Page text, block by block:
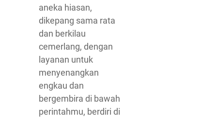
aneka hiasan,
dikepang sama rata
dan berkilau
cemerlang, dengan
layanan untuk
menyenangkan
engkau dan
bergembira di bawah
perintahmu, berdiri di